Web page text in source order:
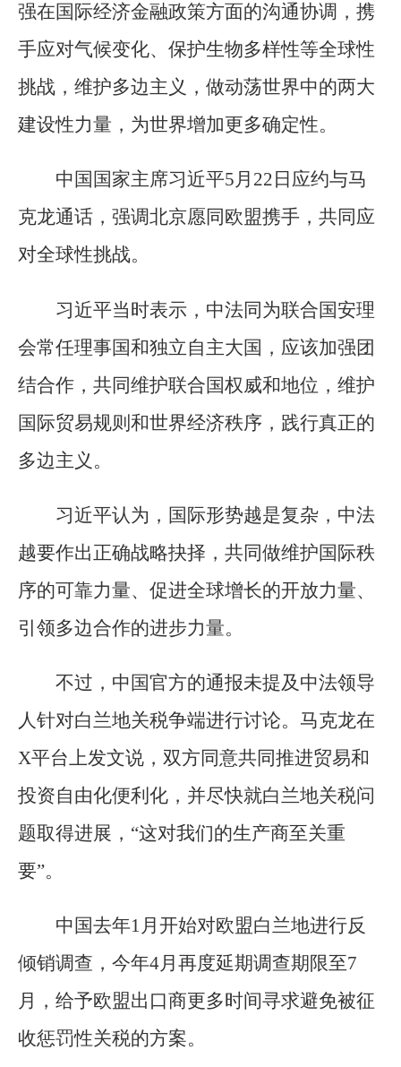
强在国际经济金融政策方面的沟通协调，携
手应对气候变化、保护生物多样性等全球性
挑战，维护多边主义，做动荡世界中的两大
建设性力量，为世界增加更多确定性。
中国国家主席习近平5月22日应约与马
克龙通话，强调北京愿同欧盟携手，共同应
对全球性挑战。
习近平当时表示，中法同为联合国安理
会常任理事国和独立自主大国，应该加强团
结合作，共同维护联合国权威和地位，维护
国际贸易规则和世界经济秩序，践行真正的
多边主义。
习近平认为，国际形势越是复杂，中法
越要作出正确战略抉择，共同做维护国际秩
序的可靠力量、促进全球增长的开放力量、
引领多边合作的进步力量。
不过，中国官方的通报未提及中法领导
人针对白兰地关税争端进行讨论。马克龙在
X平台上发文说，双方同意共同推进贸易和
投资自由化便利化，并尽快就白兰地关税问
题取得进展，“这对我们的生产商至关重
要”。
中国去年1月开始对欧盟白兰地进行反
倾销调查，今年4月再度延期调查期限至7
月，给予欧盟出口商更多时间寻求避免被征
收惩罚性关税的方案。